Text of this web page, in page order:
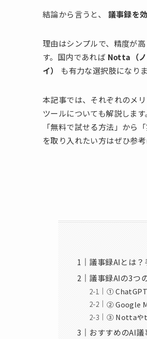
結論から言うと、 議事録を
理由はシンプルで、精度が
す。国内であれば Notta（ノ
イ）
も有力な選択肢になりま
本記事では、それぞれのメ
ツールについても解説します。
「無料で試せる方法」から
を取り入れたい方はぜひ参考
議事録AIとは
議事録AIの3つ
①
② Google
③ Nottaや
おすすめのAI